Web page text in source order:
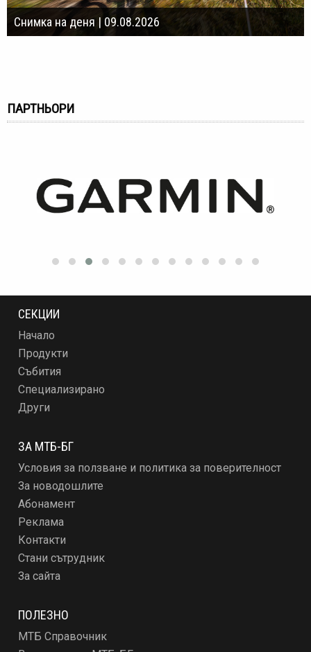
Снимка на деня | 09.08.2026
ПАРТНЬОРИ
СЕКЦИИ
Начало
Продукти
Събития
Специализирано
Други
ЗА МТБ-БГ
Условия за ползване и политика за поверителност
За новодошлите
Абонамент
Реклама
Контакти
Стани сътрудник
За сайта
ПОЛЕЗНО
МТБ Справочник